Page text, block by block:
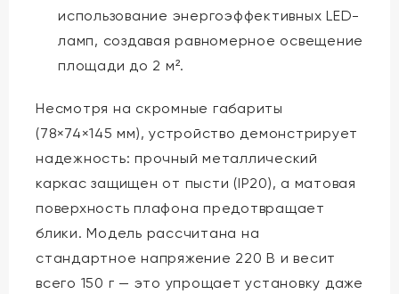
использование энергоэффективных LED-
ламп, создавая равномерное освещение
площади до 2 м².
Несмотря на скромные габариты
(78×74×145 мм), устройство демонстрирует
надежность: прочный металлический
каркас защищен от пысти (IP20), а матовая
поверхность плафона предотвращает
блики. Модель рассчитана на
стандартное напряжение 220 В и весит
всего 150 г — это упрощает установку даже